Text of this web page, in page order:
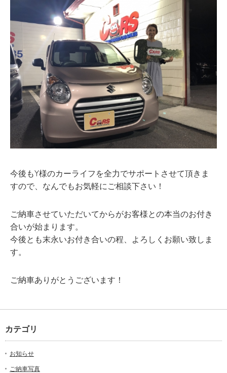
今後もY様のカーライフを全力でサポートさせて頂きま
すので、なんでもお気軽にご相談下さい！
ご納車させていただいてからがお客様との本当のお付き
合いが始まります。
今後とも末永いお付き合いの程、よろしくお願い致しま
す。
ご納車ありがとうございます！
カテゴリ
お知らせ
ご納車写真